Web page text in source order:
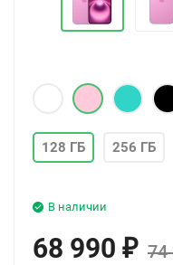
128 ГБ 256 ГБ
В наличии
68 990 ₽